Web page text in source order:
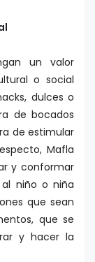
un valor
o social
dulces o
de bocados
de estimular
Mafla
y conformar
niño o niña
que sean
que se
y hacer la